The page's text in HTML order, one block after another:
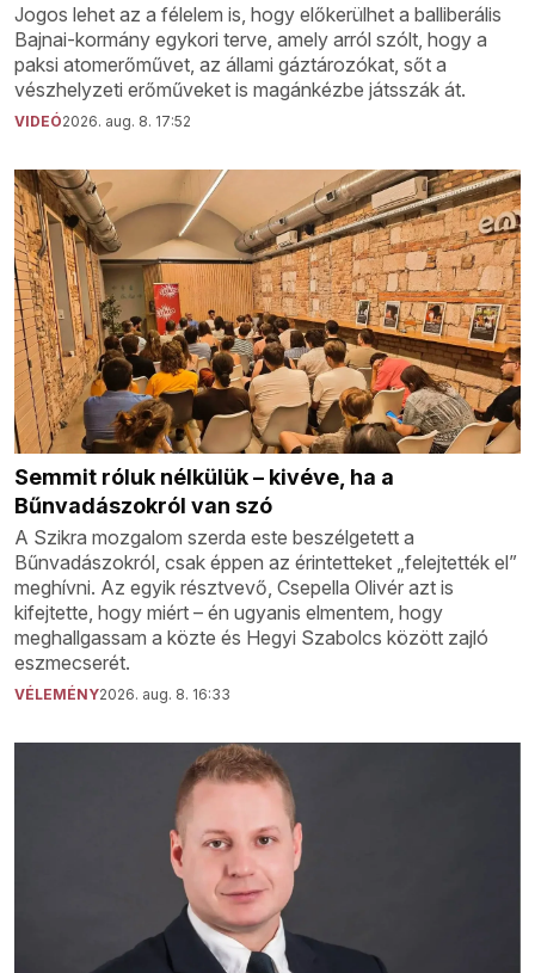
Jogos lehet az a félelem is, hogy előkerülhet a balliberális
Bajnai-kormány egykori terve, amely arról szólt, hogy a
paksi atomerőművet, az állami gáztározókat, sőt a
vészhelyzeti erőműveket is magánkézbe játsszák át.
VIDEÓ2026. aug. 8. 17:52
Semmit róluk nélkülük – kivéve, ha a
Bűnvadászokról van szó
A Szikra mozgalom szerda este beszélgetett a
Bűnvadászokról, csak éppen az érintetteket „felejtették el”
meghívni. Az egyik résztvevő, Csepella Olivér azt is
kifejtette, hogy miért – én ugyanis elmentem, hogy
meghallgassam a közte és Hegyi Szabolcs között zajló
eszmecserét.
VÉLEMÉNY2026. aug. 8. 16:33